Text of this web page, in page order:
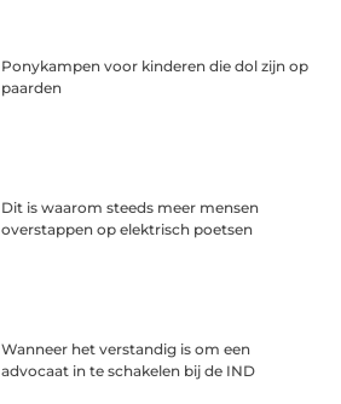
Ponykampen voor kinderen die dol zijn op
paarden
Dit is waarom steeds meer mensen
overstappen op elektrisch poetsen
Wanneer het verstandig is om een
advocaat in te schakelen bij de IND